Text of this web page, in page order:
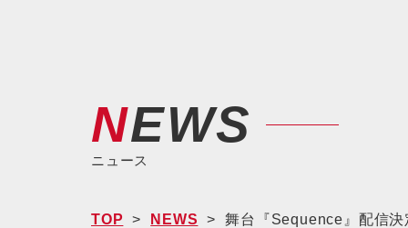
NEWS
ニュース
TOP NEWS 舞台『Sequence』配信決